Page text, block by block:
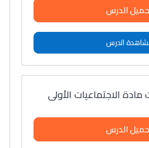
الدرس
الدرس
الاجتماعيات الأولى
الدرس